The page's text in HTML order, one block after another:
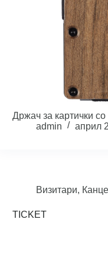
Држач за картички
admin
април
Визитари,
TICKET